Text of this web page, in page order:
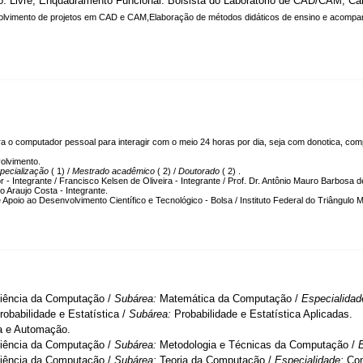
de projetos em CAD e CAM,Elaboração de métodos didáticos de ensino e
o computador pessoal para interagir com o meio 24 horas por dia, seja com donotica,
( 1) / Mestrado acadêmico ( 2) / Doutorado ( 2) .
- Integrante / Francisco Kelsen de Oliveira - Integrante / Prof. Dr. Antônio Mauro Barbosa
Araujo Costa - Integrante.
ao Desenvolvimento Científico e Tecnológico - Bolsa / Instituto Federal do Triângulo
da Computação / Subárea: Matemática da Computação /
e Estatística / Subárea: Probabilidade e Estatística Aplicadas.
e Automação.
da Computação / Subárea: Metodologia e Técnicas da Computação /
da Computação / Subárea: Teoria da Computação / Especialidade: